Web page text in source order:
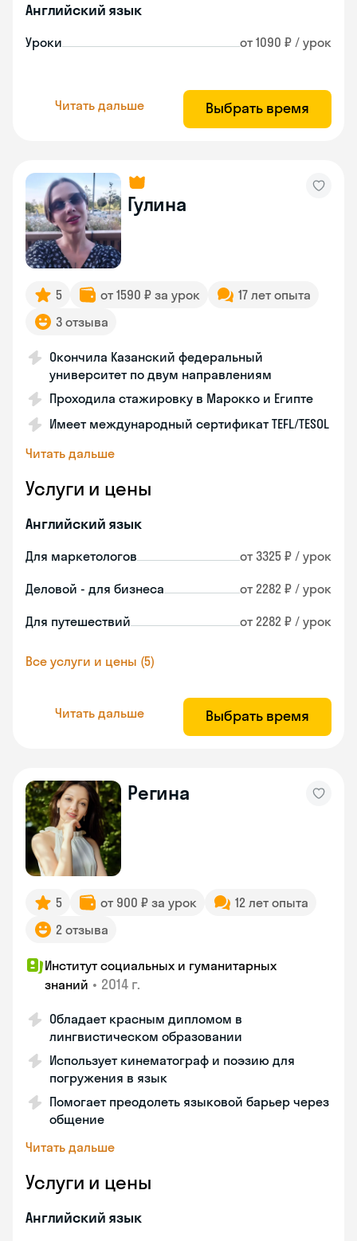
Английский язык
Уроки от 1090 ₽ / урок
Читать дальше Выбрать время
Гулина
5 от 1590 ₽ за урок
17 лет опыта
3 отзыва
Окончила Казанский федеральный
университет по двум направлениям
Проходила стажировку в Марокко и Египте
Имеет международный сертификат TEFL/TESOL
Читать дальше
Услуги и цены
Английский язык
Для маркетологов от 3325 ₽ / урок
Деловой - для бизнеса от 2282 ₽ / урок
Для путешествий от 2282 ₽ / урок
Все услуги и цены (5)
Читать дальше Выбрать время
Регина
5 от 900 ₽ за урок
12 лет опыта
2 отзыва
Институт социальных и гуманитарных
знаний • 2014 г.
Обладает красным дипломом в
лингвистическом образовании
Использует кинематограф и поэзию для
погружения в язык
Помогает преодолеть языковой барьер через
общение
Читать дальше
Услуги и цены
Английский язык